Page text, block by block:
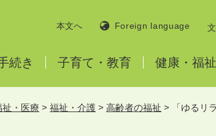
本文へ Foreign language
続き 子育て・ 教育 健康・ 福祉
・医療 > 福祉・介護 > 高齢者の福祉 > 「ゆるリ